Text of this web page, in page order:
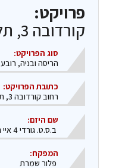
פרויקט:
קורדובה 3, תל אביב
סוג הפרויקט:
הריסה ובניה, רובע 3.
כתובת הפרויקט:
רחוב קורדובה 3, תל אביב
שם היזם:
ב.ס.ט. גורדי 4 איי ג'י פיתוח בע"מ
המפקח:
פלור שמרת